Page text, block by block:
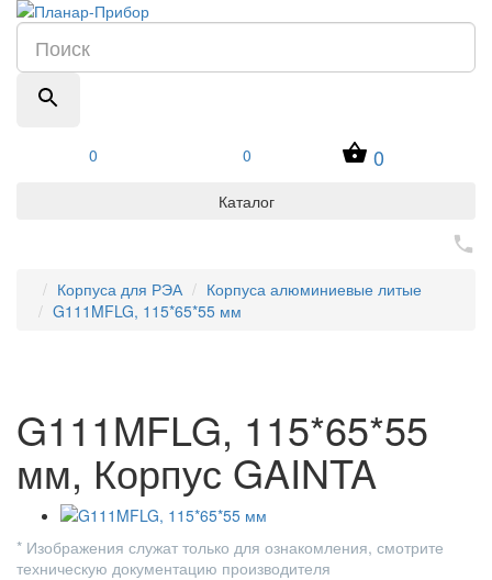
0 0 0
Каталог
Корпуса для РЭА
Корпуса алюминиевые литые
G111MFLG, 115*65*55 мм
G111MFLG, 115*65*55
мм, Корпус GAINTA
* Изображения служат только для ознакомления, смотрите
техническую документацию производителя